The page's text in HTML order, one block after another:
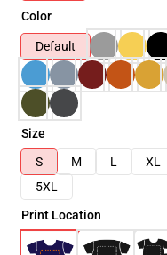
Color
Default
Size
S
M L XL
5XL
Print Location